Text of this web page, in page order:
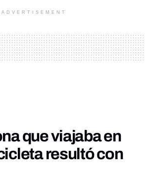
ADVERTISEMENT
que viajaba en
resultó con